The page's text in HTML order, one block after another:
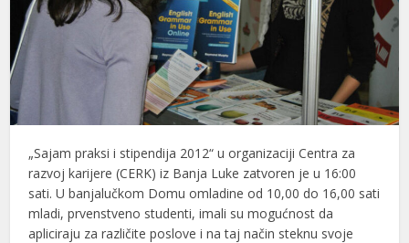
„Sajam praksi i stipendija 2012“ u organizaciji Centra za
razvoj karijere (CERK) iz Banja Luke zatvoren je u 16:00
sati. U banjalučkom Domu omladine od 10,00 do 16,00 sati
mladi, prvenstveno studenti, imali su mogućnost da
apliciraju za različite poslove i na taj način steknu svoje